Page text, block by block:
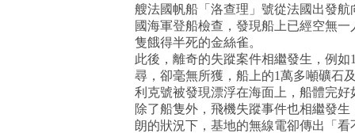
艘法國帆船「洛查理」號從法國出發
國海軍登船檢查，發現船上已經空無
隻餓得半死的金絲雀。
此後，離奇的失蹤案件相繼發生，例
尋，卻毫無所獲，船上的1萬多噸礦石
利克號被發現漂浮在海面上，船體完
除了船隻外，飛機失蹤事件也相繼發
朗的狀況下，基地的無線電卻傳出「